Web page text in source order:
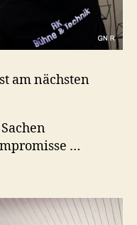
am nächsten
…